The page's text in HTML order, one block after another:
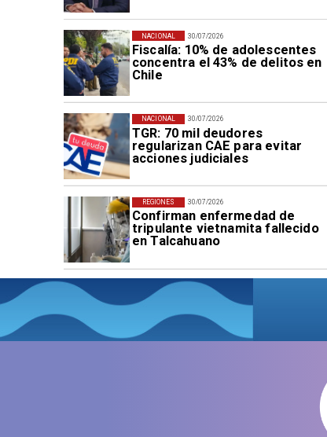
30/07/2026
Fiscalía: 10% de adolescentes
concentra el 43% de delitos en
Chile
NACIONAL
30/07/2026
TGR: 70 mil deudores
regularizan CAE para evitar
acciones judiciales
NACIONAL
30/07/2026
Confirman enfermedad de
tripulante vietnamita fallecido
en Talcahuano
REGIONES